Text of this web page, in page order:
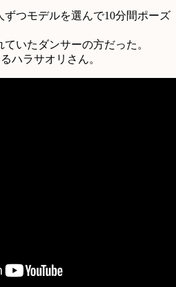
つモデルを選んで10分間ポーズ
いたダンサーの方だった。
ハラサオリさん。